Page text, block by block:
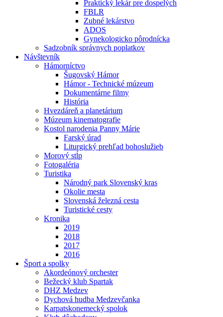
Praktický lekár pre dospelých
FBLR
Zubné lekárstvo
ADOS
Gynekologicko pôrodnícka
Sadzobník správnych poplatkov
Návštevník
Hámorníctvo
Šugovský Hámor
Hámor - Technické múzeum
Dokumentárne filmy
História
Hvezdáreň a planetárium
Múzeum kinematografie
Kostol narodenia Panny Márie
Farský úrad
Liturgický prehľad bohoslužieb
Morový stĺp
Fotogaléria
Turistika
Národný park Slovenský kras
Okolie mesta
Slovenská železná cesta
Turistické cesty
Kronika
2019
2018
2017
2016
Šport a spolky
Akordeónový orchester
Bežecký klub Spartak
DHZ Medzev
Dychová hudba Medzevčanka
Karpatskonemecký spolok